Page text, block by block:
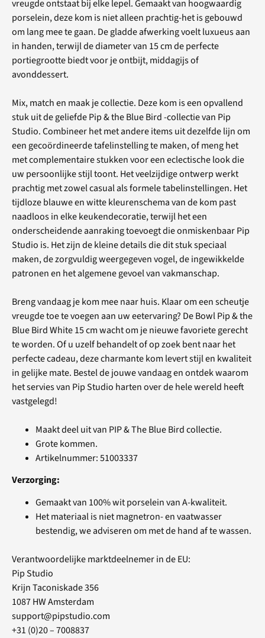
vreugde ontstaat bij elke lepel. Gemaakt van hoogwaardig
porselein, deze kom is niet alleen prachtig-het is gebouwd
om lang mee te gaan. De gladde afwerking voelt luxueus aan
in handen, terwijl de diameter van 15 cm de perfecte
portiegrootte biedt voor je ontbijt, middagijs of
avonddessert.
Mix, match en maak je collectie. Deze kom is een opvallend
stuk uit de geliefde Pip & the Blue Bird -collectie van Pip
Studio. Combineer het met andere items uit dezelfde lijn om
een ​​gecoördineerde tafelinstelling te maken, of meng het
met complementaire stukken voor een eclectische look die
uw persoonlijke stijl toont. Het veelzijdige ontwerp werkt
prachtig met zowel casual als formele tabelinstellingen. Het
tijdloze blauwe en witte kleurenschema van de kom past
naadloos in elke keukendecoratie, terwijl het een
onderscheidende aanraking toevoegt die onmiskenbaar Pip
Studio is. Het zijn de kleine details die dit stuk speciaal
maken, de zorgvuldig weergegeven vogel, de ingewikkelde
patronen en het algemene gevoel van vakmanschap.
Breng vandaag je kom mee naar huis. Klaar om een ​​scheutje
vreugde toe te voegen aan uw eetervaring? De Bowl Pip & the
Blue Bird White 15 cm wacht om je nieuwe favoriete gerecht
te worden. Of u uzelf behandelt of op zoek bent naar het
perfecte cadeau, deze charmante kom levert stijl en kwaliteit
in gelijke mate. Bestel de jouwe vandaag en ontdek waarom
het servies van Pip Studio harten over de hele wereld heeft
vastgelegd!
Maakt deel uit van PIP & The Blue Bird collectie.
Grote kommen.
Artikelnummer: 51003337
Verzorging:
Gemaakt van 100% wit porselein van A-kwaliteit.
Het materiaal is niet magnetron- en vaatwasser
bestendig, we adviseren om met de hand af te wassen.
Verantwoordelijke marktdeelnemer in de EU:
Pip Studio
Krijn Taconiskade 356
1087 HW Amsterdam
support@pipstudio.com
+31 (0)20 – 7008837